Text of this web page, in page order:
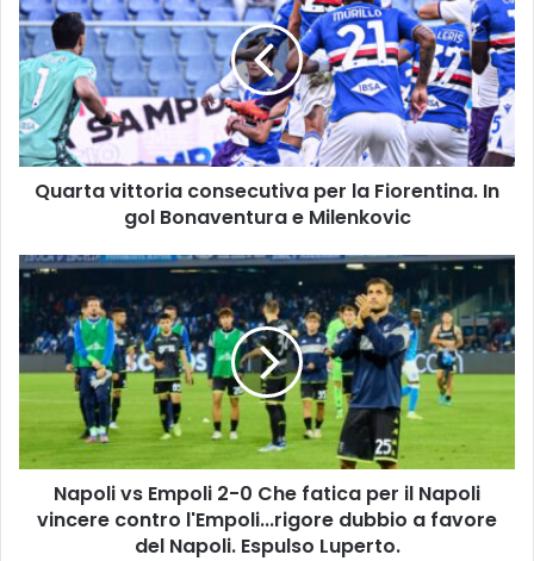
a
r
t
v
i
t
i
c
o
Quarta vittoria consecutiva per la Fiorentina. In
gol Bonaventura e Milenkovic
N
p
o
l
E
Napoli vs Empoli 2-0 Che fatica per il Napoli
vincere contro l'Empoli...rigore dubbio a favore
del Napoli. Espulso Luperto.